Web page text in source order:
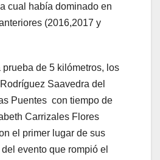
cual había dominado en
(2016,2017 y
prueba de 5 kilómetros, los
Saavedra del
Puentes con tiempo de
Carrizales Flores
el primer lugar de sus
evento que rompió el